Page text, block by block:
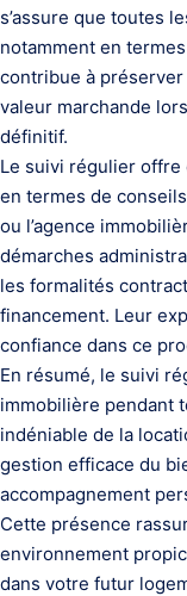
s’assure que toutes
notamment en
contribue à
valeur marchande
définitif.
Le suivi régulier offre
en termes de
ou l’agence
démarches
les formalités
financement. Leur
confiance dans ce
En résumé, le suivi
immobilière pendant
indéniable de la
gestion efficace du
accompagnement
Cette présence
environnement
dans votre futur